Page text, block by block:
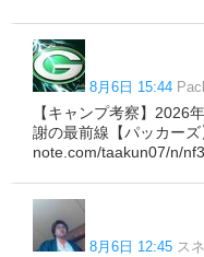
8月6日 15:44
【キャンプ考察】2026
謝の最前線【パッカー
note.com/taakun07/n/
8月6日 12:45 ス